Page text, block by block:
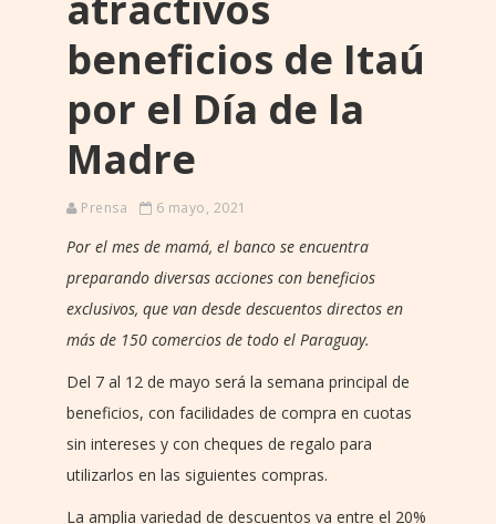
beneficios de Itaú
por el Día de la
Madre
Prensa 6 mayo, 2021
Por el mes de mamá, el banco se encuentra
preparando diversas acciones con beneficios
exclusivos, que van desde descuentos directos en
más de 150 comercios de todo el Paraguay.
Del 7 al 12 de mayo será la semana principal de
beneficios, con facilidades de compra en cuotas
sin intereses y con cheques de regalo para
utilizarlos en las siguientes compras.
La amplia variedad de descuentos va entre el 20%